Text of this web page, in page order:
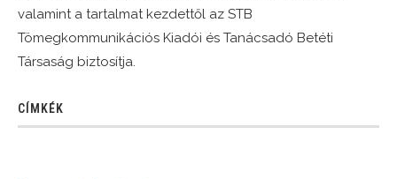
valamint a tartalmat kezdettől az STB
Tömegkommunikációs Kiadói és Tanácsadó Betéti
Társaság biztosítja.
CÍMKÉK